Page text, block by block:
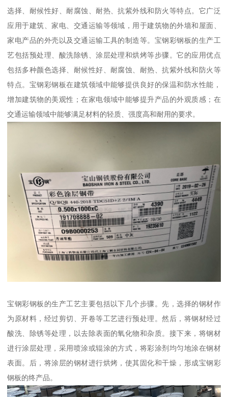
选择、耐候性好、耐腐蚀、耐热、抗紫外线和防火等特点。它广泛
应用于建筑、家电、交通运输等领域，用于建筑物的外墙和屋面、
家电产品的外壳以及交通运输工具的制造等。宝钢彩钢板的生产工
艺包括预处理、酸洗除锈、涂层处理和烘烤等步骤。它的应用优点
包括多种颜色选择、耐候性好、耐腐蚀、耐热、抗紫外线和防火等
特点。宝钢彩钢板在建筑领域中能够提供良好的保温和防水性能，
增加建筑物的美观性；在家电领域中能够提升产品的外观质感；在
交通运输领域中能够满足材料的轻质、强度高和耐用的要求。
宝钢彩钢板的生产工艺主要包括以下几个步骤。先，选择的钢材作
为原材料，经过剪切、开卷等工艺进行预处理。然后，将钢材经过
酸洗、除锈等处理，以去除表面的氧化物和杂质。接下来，将钢材
进行涂层处理，采用喷涂或辊涂的方式，将彩涂剂均匀地涂在钢材
表面。后，将涂层的钢材进行烘烤，使其固化和干燥，形成宝钢彩
钢板的终产品。